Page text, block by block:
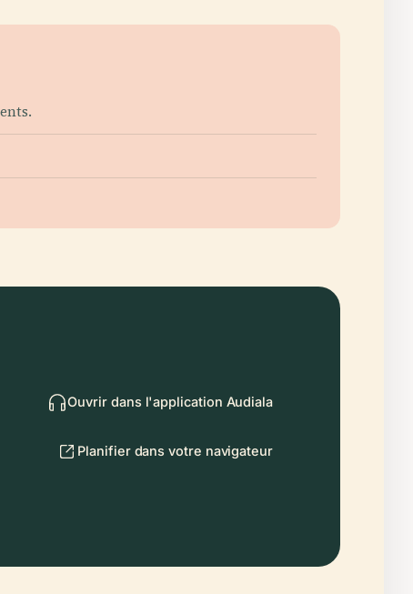
Ouvrir dans l'application Audiala
Planifier dans votre navigateur